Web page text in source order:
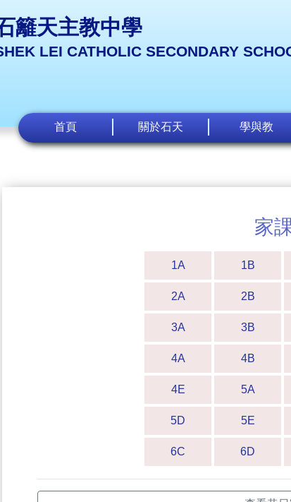
籬天主教中學
LEI CATHOLIC SECONDARY
首頁 關於石天 學與教
家
1A 1B
2A 2B
3A 3B
4A 4B
4E 5A
5D 5E
6C 6D